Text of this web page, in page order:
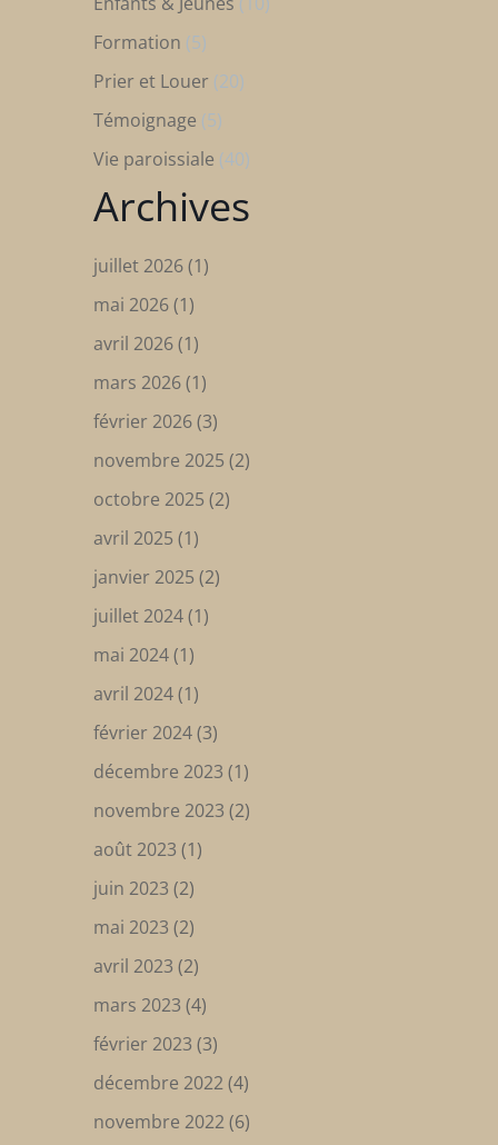
Formation (5)
Prier et Louer (20)
Témoignage (5)
Vie paroissiale (40)
Archives
juillet 2026(1)
mai 2026(1)
avril 2026(1)
mars 2026(1)
février 2026(3)
novembre 2025 (2)
octobre 2025 (2)
avril 2025 (1)
janvier 2025 (2)
juillet 2024(1)
mai 2024(1)
avril 2024(1)
février 2024(3)
décembre 2023 (1)
novembre 2023 (2)
août 2023 (1)
juin 2023 (2)
mai 2023 (2)
avril 2023 (2)
mars 2023 (4)
février 2023 (3)
décembre 2022(4)
novembre 2022(6)